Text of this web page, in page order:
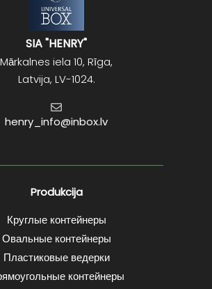
SIA "HENRY"
Mārkalnes iela 10, Rīga,
Latvija, LV-1024.
henry_info@inbox.lv
Produkcija
Круглые контейнеры
Овальные контейнеры
Пластиковые ведерки
контейнеры